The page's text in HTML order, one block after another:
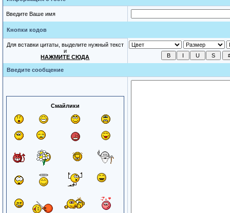
Введите Ваше имя
Кнопки кодов
Для вставки цитаты, выделите нужный текст
и
НАЖМИТЕ СЮДА
Введите сообщение
Смайлики